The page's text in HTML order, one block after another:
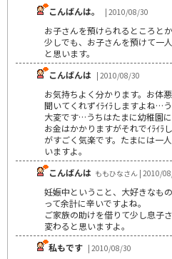
こんばんは。 | 2010/08/30
お子さんを預けられるところと
少しでも、お子さんを預けて一
と思います。
こんばんは | 2010/08/30
お気持ちよく分かります。お体
聞いてくれずｲﾗｲﾗしますよね…
大変です…うちはたまに幼稚園
お金はかかりますがそれでｲﾗｲﾗ
がすごく気楽です。たまには一
いますよ。
こんばんは ももひなさん | 2010/
妊娠中ということ、大好きなも
って余計に辛いですよね。
ご家族の助けを借りて少し息子
変わると思いますよ。
私もです | 2010/08/30